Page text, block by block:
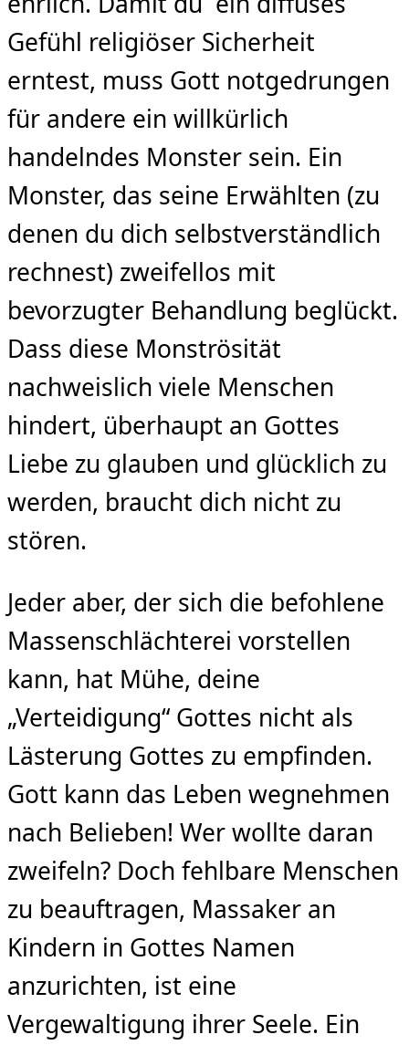
Gefühl religiöser Sicherheit
erntest, muss Gott notgedrungen
für andere ein willkürlich
handelndes Monster sein. Ein
Monster, das seine Erwählten (zu
denen du dich selbstverständlich
rechnest) zweifellos mit
bevorzugter Behandlung beglückt.
Dass diese Monströsität
nachweislich viele Menschen
hindert, überhaupt an Gottes
Liebe zu glauben und glücklich zu
werden, braucht dich nicht zu
stören.
Jeder aber, der sich die befohlene
Massenschlächterei vorstellen
kann, hat Mühe, deine
„Verteidigung“ Gottes nicht als
Lästerung Gottes zu empfinden.
Gott kann das Leben wegnehmen
nach Belieben! Wer wollte daran
zweifeln? Doch fehlbare Menschen
zu beauftragen, Massaker an
Kindern in Gottes Namen
anzurichten, ist eine
Vergewaltigung ihrer Seele. Ein